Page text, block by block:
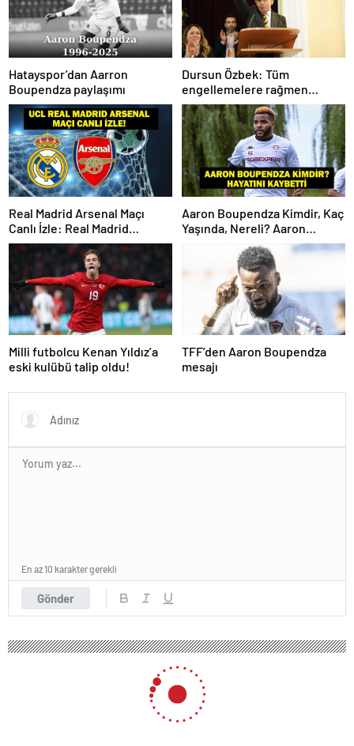
Hatayspor’dan Aarron
Boupendza paylaşımı
Dursun Özbek: Tüm
engellemelere rağmen
hedefimize ilerliyoruz
Real Madrid Arsenal Maçı
Canlı İzle: Real Madrid
Arsenal Maçı Hangi Kanalda?
Real Madrid Arsenal Maçı Ne
Zaman, Saat Kaçta? İşte Maç
Kadrosu
Aaron Boupendza Kimdir, Kaç
Yaşında, Nereli? Aaron
Boupendza neden öldü?
Süper Lig’in eski gol kralı
hayatını kaybetti!
Milli futbolcu Kenan Yıldız’a
eski kulübü talip oldu!
TFF’den Aaron Boupendza
mesajı
Gönder
En az 10 karakter gerekli